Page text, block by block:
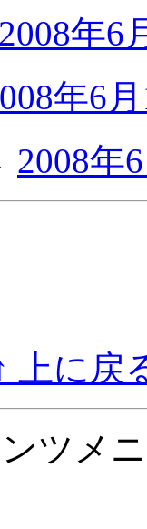
2008年6
年6
2008年
上に戻
ツメ